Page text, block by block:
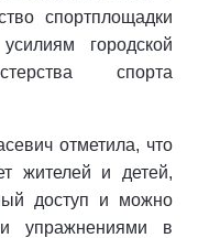
спортплощадки
городской
спорта
отметила, что
жителей и детей,
доступ и можно
упражнениями в